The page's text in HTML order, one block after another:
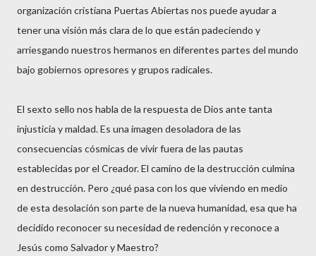
organización cristiana Puertas Abiertas nos puede ayudar a
tener una visión más clara de lo que están padeciendo y
arriesgando nuestros hermanos en diferentes partes del mundo
bajo gobiernos opresores y grupos radicales.
El sexto sello nos habla de la respuesta de Dios ante tanta
injusticia y maldad. Es una imagen desoladora de las
consecuencias cósmicas de vivir fuera de las pautas
establecidas por el Creador. El camino de la destrucción culmina
en destrucción. Pero ¿qué pasa con los que viviendo en medio
de esta desolación son parte de la nueva humanidad, esa que ha
decidido reconocer su necesidad de redención y reconoce a
Jesús como Salvador y Maestro?